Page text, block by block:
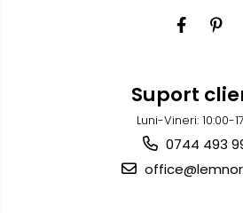
Suport
Luni-Vineri: 10:00-
0744 493